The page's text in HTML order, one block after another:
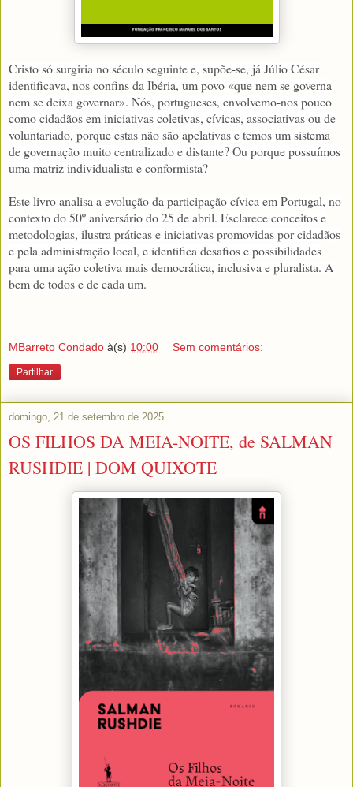
Cristo só surgiria no século seguinte e, supõe-se, já Júlio César
identificava, nos confins da Ibéria, um povo «que nem se governa
nem se deixa governar». Nós, portugueses, envolvemo-nos pouco
como cidadãos em iniciativas coletivas, cívicas, associativas ou de
voluntariado, porque estas não são apelativas e temos um sistema
de governação muito centralizado e distante? Ou porque possuímos
uma matriz individualista e conformista?
Este livro analisa a evolução da participação cívica em Portugal, no
contexto do 50º aniversário do 25 de abril. Esclarece conceitos e
metodologias, ilustra práticas e iniciativas promovidas por cidadãos
e pela administração local, e identifica desafios e possibilidades
para uma ação coletiva mais democrática, inclusiva e pluralista. A
bem de todos e de cada um.
MBarreto Condado à(s) 10:00 Sem comentários:
Partilhar
domingo, 21 de setembro de 2025
OS FILHOS DA MEIA-NOITE, de SALMAN
RUSHDIE | DOM QUIXOTE